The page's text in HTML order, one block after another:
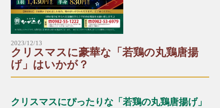
※電話はルミエール日向につながります。
■財光寺店
☎︎0982-53-6979
〒883-0021日向市財光寺242-1
国道10号線沿い
【炭焼鶏メニュー】
▶︎炭焼鶏
レギュラー：1,200円（税込）
ハーフ：600円（税込）
2023/12/13
クリスマスに豪華な「若鶏の丸鶏唐揚
げ」はいかが？
クリスマスにぴったりな「若鶏の丸鶏唐揚げ」